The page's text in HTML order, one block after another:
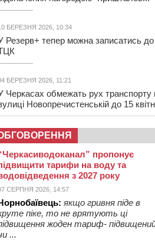
БЕРЕЗНЯ 2026, 10:34
Резерв+ тепер можна записатись до
БЕРЕЗНЯ 2026, 11:21
Черкасах обмежать рух транспорту
Новопречистенській до 15
пропонує
тарифи на воду та
з 2027 року
СЕРПНЯ 2026, 14:57
якщо гривня піде в
піке, то не врятують ці
жоден тариф-
...